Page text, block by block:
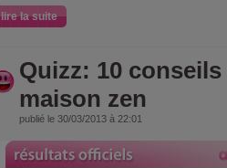
lire la suite
Quizz: 10
maison zen
publié le 30/03/2013 à 22:01